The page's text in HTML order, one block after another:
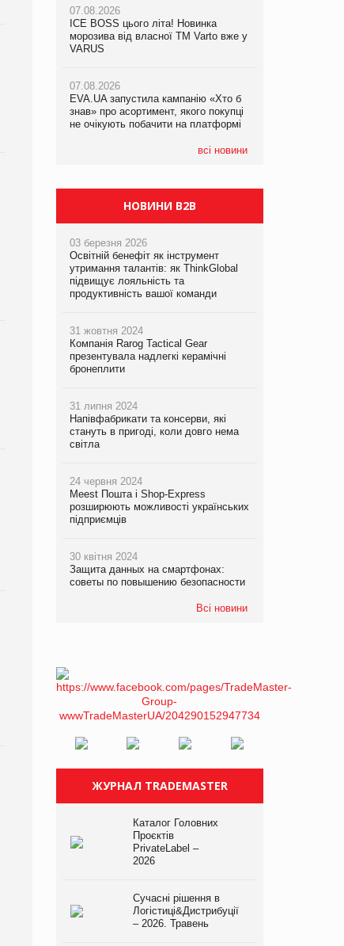
07.08.2026
ICE BOSS цього літа! Новинка
морозива від власної ТМ Varto вже у
VARUS
07.08.2026
EVA.UA запустила кампанію «Хто б
знав» про асортимент, якого покупці
не очікують побачити на платформі
всі новини
06.08.2026
Смачна новинка для хвостатих: у
VARUS з’явилися паучі Varto Paw
05.08.2026
Мережа супермаркетів VARUS купує
мережу магазинів формату
компанія налічуватиме 374 магазини
07.08.2026
Франція заборонила рекламні дзвінки
НОВИНИ B2B
03 березня 2026
Освітній бенефіт як інструмент
утримання талантів: як ThinkGlobal
підвищує лояльність та
продуктивність вашої команди
31 жовтня 2024
Компанія Rarog Tactical Gear
презентувала надлегкі керамічні
бронеплити
31 липня 2024
Напівфабрикати та консерви, які
стануть в пригоді, коли довго нема
світла
24 червня 2024
Meest Пошта і Shop-Express
розширюють можливості українських
підприємців
30 квітня 2024
Защита данных на смартфонах:
советы по повышению безопасности
Всі новини
ЖУРНАЛ TRADEMASTER
Каталог Головних
Проєктів
PrivateLabel –
2026
Сучасні рішення в
Логістиці&Дистрибуції
– 2026. Травень